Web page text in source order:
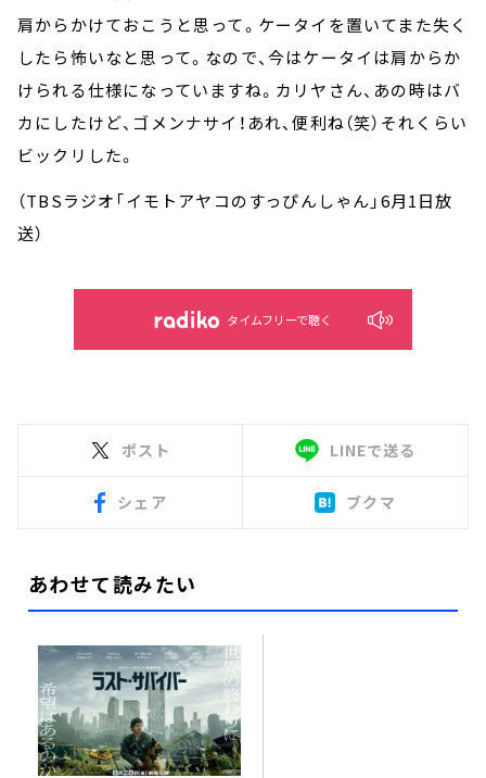
肩からかけておこうと思って。ケータイを置いてまた失く
したら怖いなと思って。なので、今はケータイは肩からか
けられる仕様になっていますね。カリヤさん、あの時はバ
カにしたけど、ゴメンナサイ！あれ、便利ね（笑）それくらい
ビックリした。
（TBSラジオ「イモトアヤコのすっぴんしゃん」6月1日放
送）
タイムフリーで聴く
ポスト LINEで送る
シェア ブクマ
あわせて読みたい